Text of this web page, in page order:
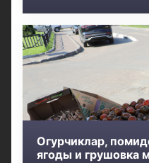
Огурчиклар,
ягоды и грушовка